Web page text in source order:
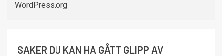
WordPress.org
SAKER DU KAN HA GÅTT GLIPP AV